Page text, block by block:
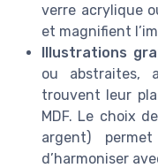
verre acrylique
et magnifient
Illustrations
ou abstraites,
trouvent leur
MDF. Le choix
argent)
d’harmoniser